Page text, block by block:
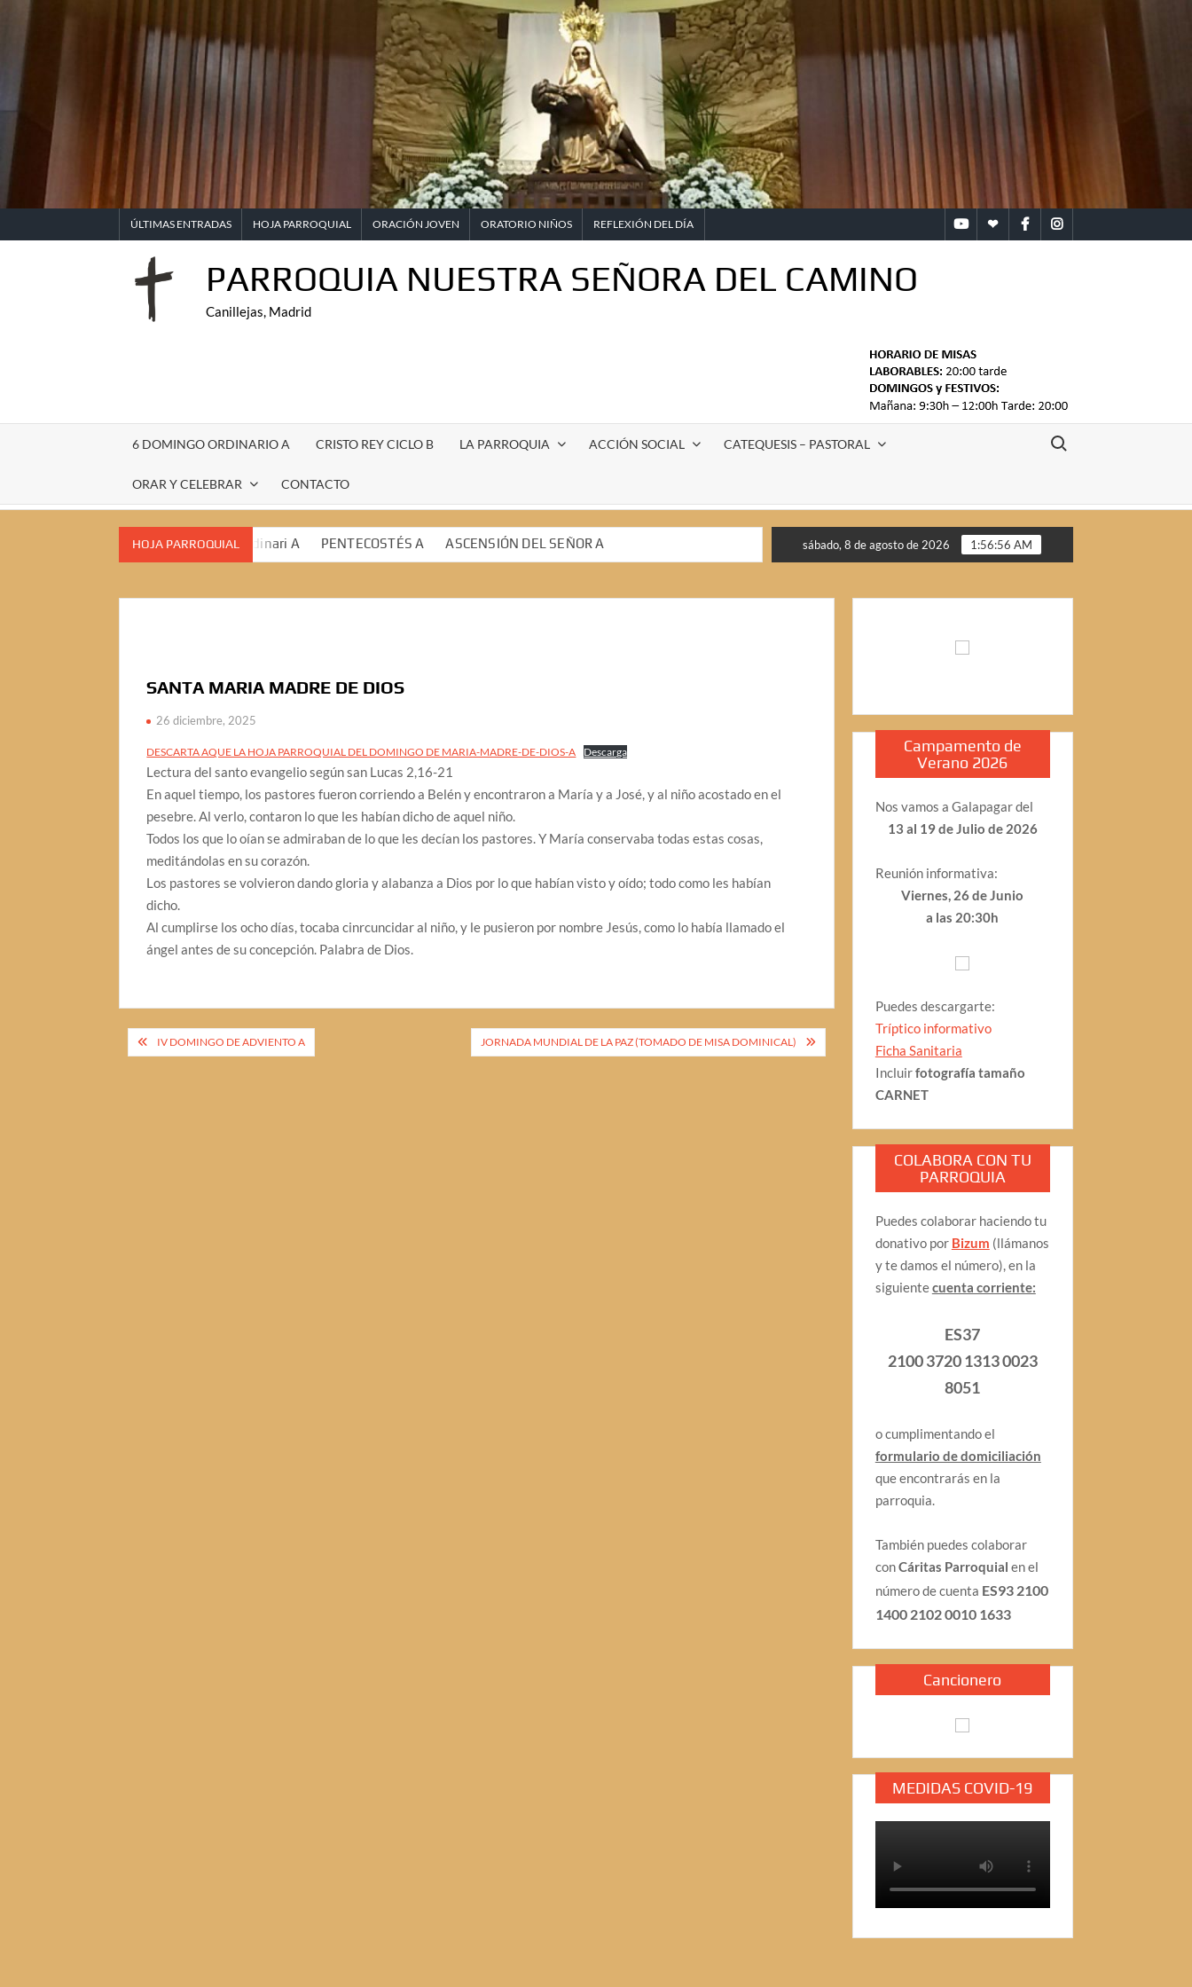
ÚLTIMAS ENTRADAS HOJA PARROQUIAL ORACIÓN JOVEN ORATORIO NIÑOS REFLEXIÓN DEL DÍA YouTubeBandomovil
FacebookInstagram
PARROQUIA NUESTRA SEÑORA DEL CAMINO
Canillejas, Madrid
6 DOMINGO ORDINARIO A CRISTO REY CICLO B LA PARROQUIA ACCIÓN SOCIAL CATEQUESIS – PASTORAL
ORAR Y CELEBRAR CONTACTO
Buscar:
HOJA PARROQUIAL
XII Domingo ordinari A PENTECOSTÉS A
ASCENSIÓN DEL SEÑOR A
DOMINGO DE RAMOS
5 Domingo cuaresma ciclo A
3 DOMINGO DE CUARESMA A
sábado, 8 de agosto de 2026 1:56:56 AM
SANTA MARIA MADRE DE DIOS
26 diciembre, 2025
DESCARTA AQUE LA HOJA PARROQUIAL DEL DOMINGO DE MARIA-MADRE-DE-DIOS-A Descarga
Lectura del santo evangelio según san Lucas 2,16-21
En aquel tiempo, los pastores fueron corriendo a Belén y encontraron a María y a José, y al niño acostado en el
pesebre. Al verlo, contaron lo que les habían dicho de aquel niño.
Todos los que lo oían se admiraban de lo que les decían los pastores. Y María conservaba todas estas cosas,
meditándolas en su corazón.
Los pastores se volvieron dando gloria y alabanza a Dios por lo que habían visto y oído; todo como les habían
dicho.
Al cumplirse los ocho días, tocaba cinrcuncidar al niño, y le pusieron por nombre Jesús, como lo había llamado el
ángel antes de su concepción. Palabra de Dios.
Navegación
IV DOMINGO DE ADVIENTO A JORNADA MUNDIAL DE LA PAZ (TOMADO DE MISA DOMINICAL)
Campamento de
Verano 2026
Nos vamos a Galapagar del
13 al 19 de Julio de 2026
Reunión informativa:
Viernes, 26 de Junio
a las 20:30h
Puedes descargarte:
Tríptico informativo
Ficha Sanitaria
Incluirfotografía tamaño
CARNET
COLABORA CON TU
PARROQUIA
Puedes colaborar haciendo tu
donativo por Bizum (llámanos
y te damos el número), en la
siguientecuenta corriente:
ES37
2100 3720 1313 0023
8051
o cumplimentando el
formulario de domiciliación
que encontrarás en la
parroquia.
También puedes colaborar
conCáritas Parroquial en el
número de cuenta ES93 2100
1400 2102 0010 1633
Cancionero
MEDIDAS COVID-19